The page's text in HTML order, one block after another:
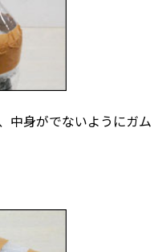
中身がでないようにガム